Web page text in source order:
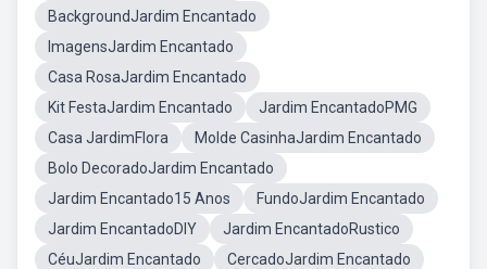
BackgroundJardim Encantado
ImagensJardim Encantado
Casa RosaJardim Encantado
Kit FestaJardim Encantado
Jardim EncantadoPMG
Casa JardimFlora
Molde CasinhaJardim Encantado
Bolo DecoradoJardim Encantado
Jardim Encantado15 Anos
FundoJardim Encantado
Jardim EncantadoDIY
Jardim EncantadoRustico
CéuJardim Encantado
CercadoJardim Encantado